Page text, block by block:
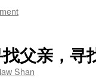
父亲，寻
Shan